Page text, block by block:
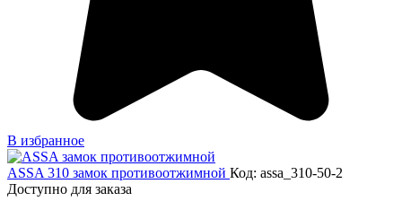
В избранное
ASSA 310 замок противоотжимной Код: assa_310-50-2
Доступно для заказа